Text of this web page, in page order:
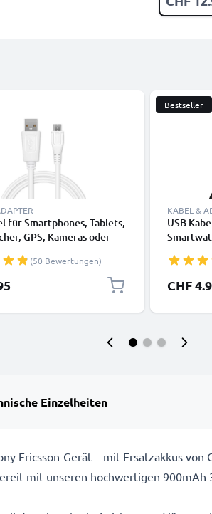
für Smartphones, Tablets,
GPS, Kameras oder
weiß(50 Bewertungen)
Bestseller
KABEL &
USB
CHF
Einzelheiten
Ericsson-Gerät – mit Ersatzakkus von
mit unseren hochwertigen 900mAh